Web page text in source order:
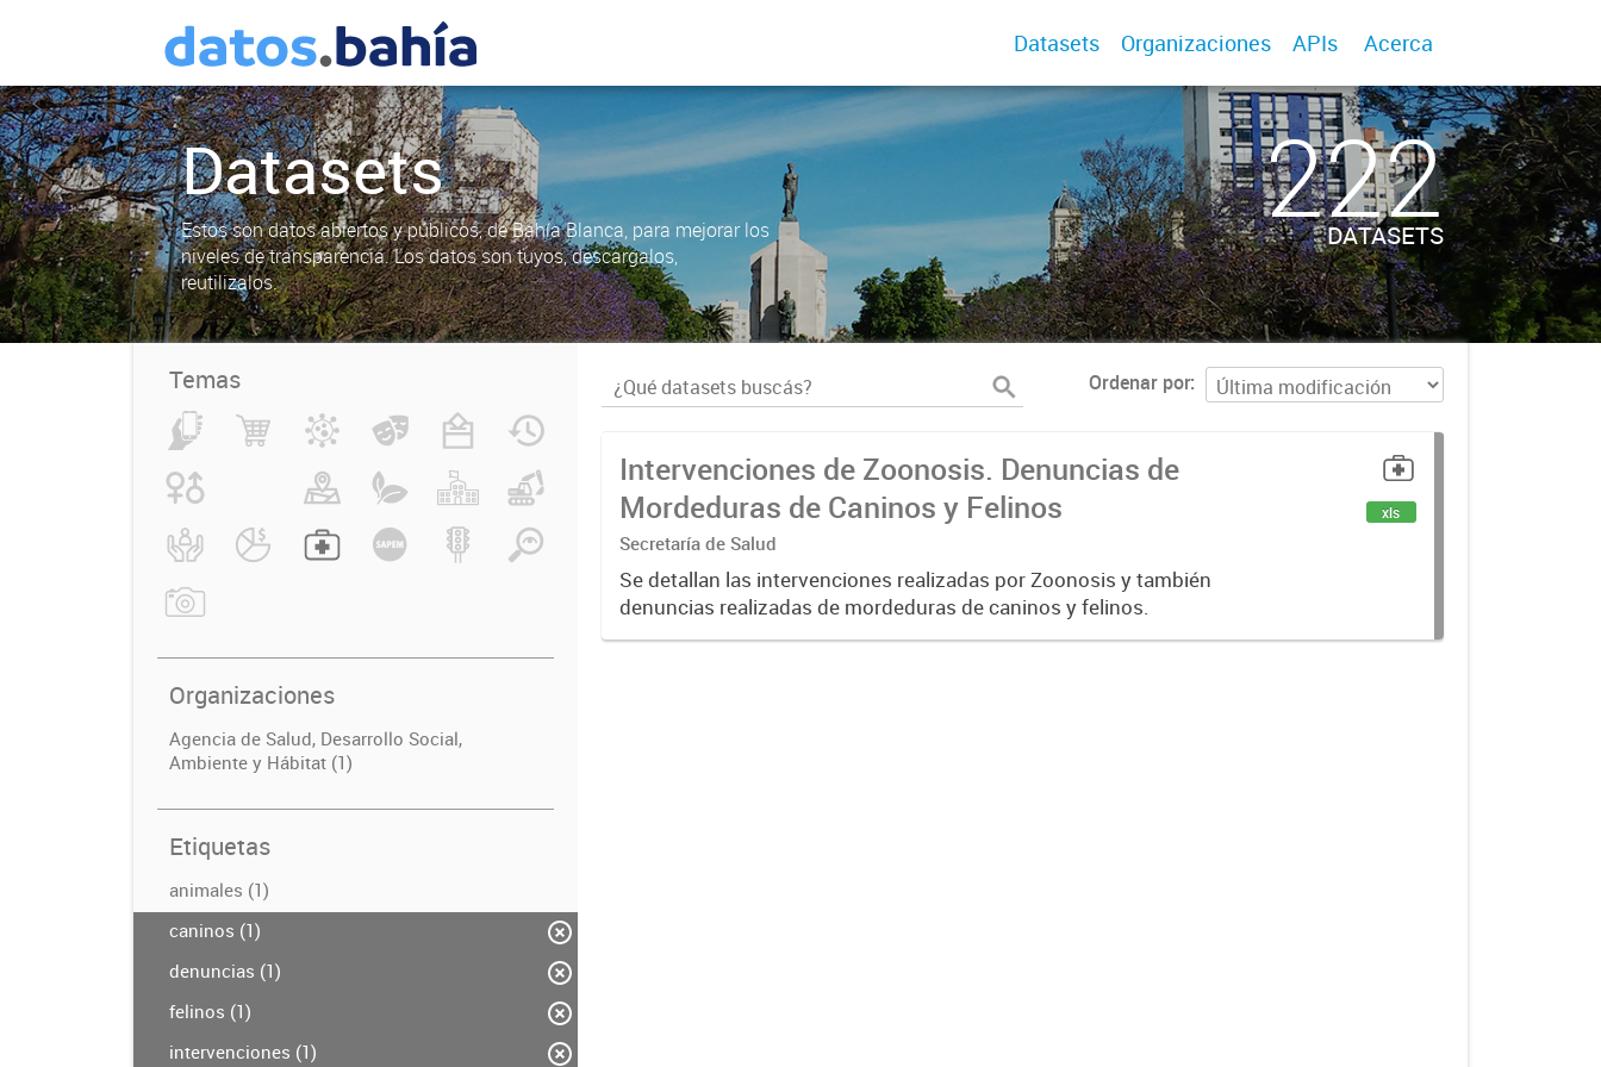
Datasets Organizaciones APIs Acerca
Datasets
Estos son datos abiertos y públicos, de Bahía Blanca, para mejorar los
niveles de transparencia. Los datos son tuyos, descargalos,
reutilizalos.
222
DATASETS
Temas
Organizaciones
Agencia de Salud, Desarrollo Social,
Ambiente y Hábitat (1)
Etiquetas
animales (1)
caninos (1)
denuncias (1)
felinos (1)
intervenciones (1)
Ordenar por
Intervenciones de Zoonosis. Denuncias de
Mordeduras de Caninos y Felinos
Secretaría de Salud
Se detallan las intervenciones realizadas por Zoonosis y también
denuncias realizadas de mordeduras de caninos y felinos.
xls